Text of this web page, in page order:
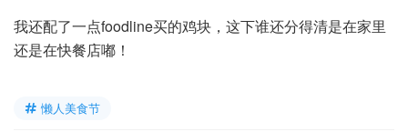
我还配了一点foodline买的鸡块，这下谁还分得清是在家里
还是在快餐店嘟！
懒人美食节